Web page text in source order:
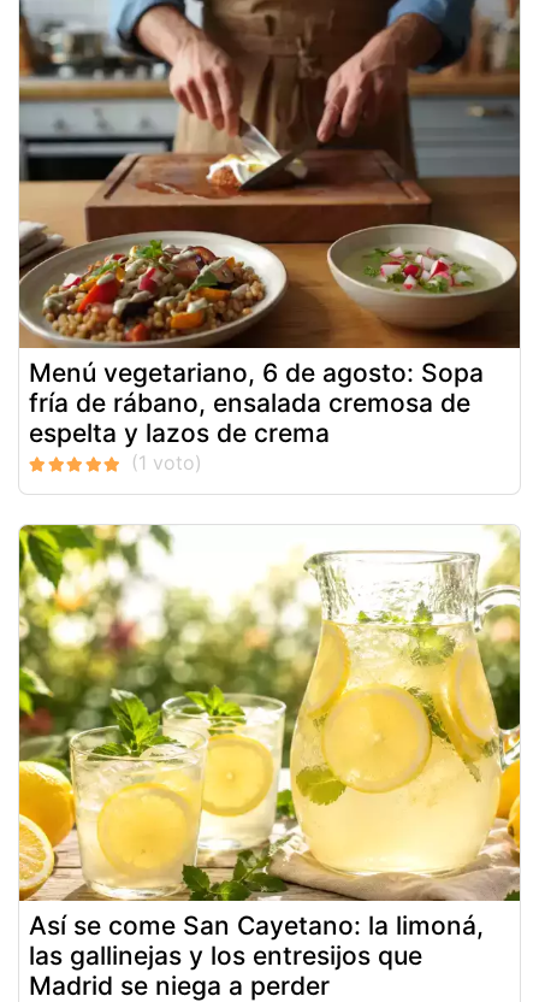
Menú vegetariano, 6 de agosto: Sopa
fría de rábano, ensalada cremosa de
espelta y lazos de crema
Así se come San Cayetano: la limoná,
las gallinejas y los entresijos que
Madrid se niega a perder